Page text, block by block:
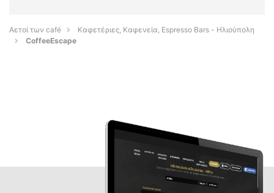
Αετοί των café
Καφετέριες, Καφενεία, Espresso Bars - Ηλιούπολη
CoffeeEscape